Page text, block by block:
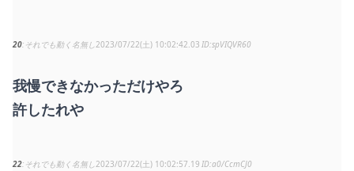
20 それでも動く名無し 2023/07/22(土) 10:02:42.03 spVIQVR60
我慢できなかっただけやろ
許したれや
22 それでも動く名無し 2023/07/22(土) 10:02:57.19 a0/CcmCJ0